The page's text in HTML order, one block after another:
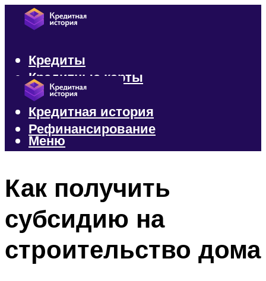
Кредиты
Кредитные карты
Микрозаймы
Кредитная история
Рефинансирование
Меню
Как получить
субсидию на
строительство дома